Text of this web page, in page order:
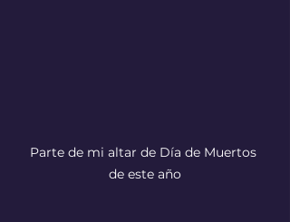
Parte de mi altar de Día de Muertos
de este año